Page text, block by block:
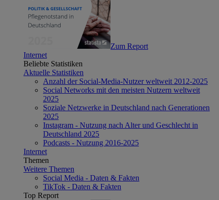
Zum Report
Internet
Beliebte Statistiken
Aktuelle Statistiken
Anzahl der Social-Media-Nutzer weltweit 2012-2025
Social Networks mit den meisten Nutzern weltweit
2025
Soziale Netzwerke in Deutschland nach Generationen
2025
Instagram - Nutzung nach Alter und Geschlecht in
Deutschland 2025
Podcasts - Nutzung 2016-2025
Internet
Themen
Weitere Themen
Social Media - Daten & Fakten
TikTok - Daten & Fakten
Top Report